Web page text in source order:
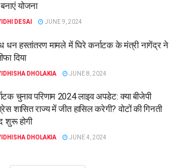
योजना
DESAI JUNE 9, 2024
धन हस्तांतरण मामले में घिरे कर्नाटक के मंत्री नागेंद्र ने
दिया
DHOLAKIA JUNE 8, 2024
चुनाव परिणाम 2024 लाइव अपडेट: क्या बीजेपी
शासित राज्य में जीत हासिल करेगी? वोटों की गिनती
शुरू होगी
DHOLAKIA JUNE 4, 2024